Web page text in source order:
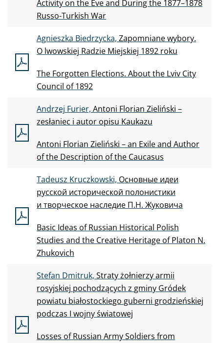
Activity on the Eve and During the 1877–1878
Russo-Turkish War
Agnieszka Biedrzycka, Zapomniane wybory.
O lwowskiej Radzie Miejskiej 1892 roku
The Forgotten Elections. About the Lviv City
Council of 1892
Andrzej Furier, Antoni Florian Zieliński –
zesłaniec i autor opisu Kaukazu
Antoni Florian Zieliński – an Exile and Author
ofthe Description ofthe Caucasus
Tadeusz Kruczkowski, Основные идеи
русской исторической полонистики
и творческое наследие П.Н. Жуковича
Basic Ideas of Russian Historical Polish
Studies and the Creative Heritage of Platon N.
Zhukovich
Stefan Dmitruk, Straty żołnierzy armii
rosyjskiej pochodzących z gminy Gródek
powiatu białostockiego guberni grodzieńskiej
podczas I wojny światowej
Losses of Russian Army Soldiers from